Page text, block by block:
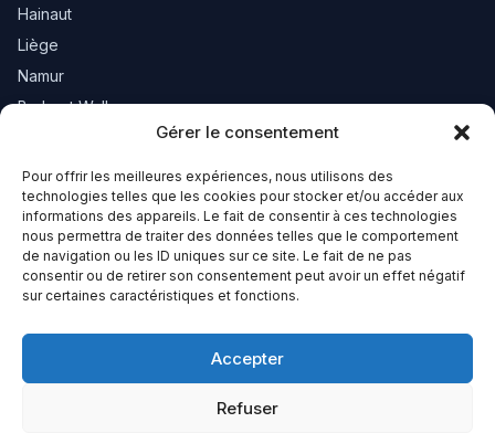
Gérer le consentement
Pour offrir les meilleures expériences, nous utilisons des
technologies telles que les cookies pour stocker et/ou accéder aux
informations des appareils. Le fait de consentir à ces technologies
nous permettra de traiter des données telles que le comportement
de navigation ou les ID uniques sur ce site. Le fait de ne pas
consentir ou de retirer son consentement peut avoir un effet négatif
sur certaines caractéristiques et fonctions.
Accepter
Refuser
Hainaut
Liège
Namur
Brabant Wallon
Newsletter
Recevez les nouveautés de votre région.